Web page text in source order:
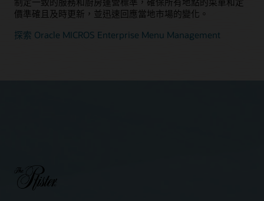
價準確且及時更新，並迅速回應當地市場的變化。
探索 Oracle MICROS Enterprise Menu Management